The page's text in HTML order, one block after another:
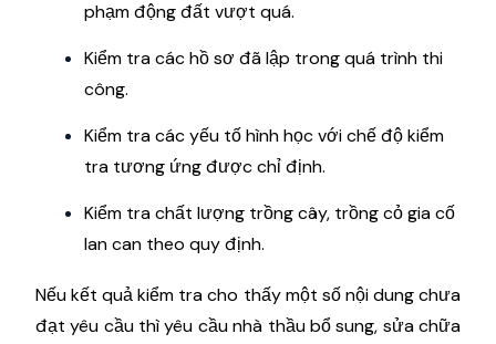
phạm động đất vượt quá.
Kiểm tra các hồ sơ đã lập trong quá trình thi
công.
Kiểm tra các yếu tố hình học với chế độ kiểm
tra tương ứng được chỉ định.
Kiểm tra chất lượng trồng cây, trồng cỏ gia cố
lan can theo quy định.
Nếu kết quả kiểm tra cho thấy một số nội dung chưa
đạt yêu cầu thì yêu cầu nhà thầu bổ sung, sửa chữa